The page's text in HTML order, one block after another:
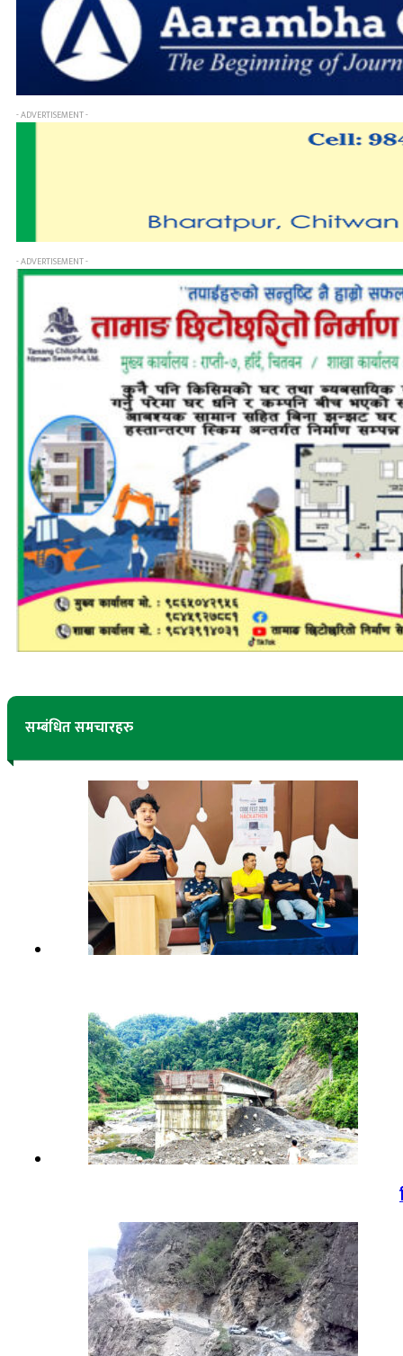
- ADVERTISEMENT -
- ADVERTISEMENT -
सम्बंधित समचारहरु